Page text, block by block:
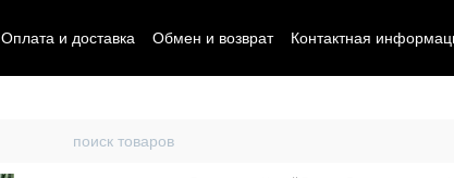
Оплата и доставка Обмен и возврат Контактная